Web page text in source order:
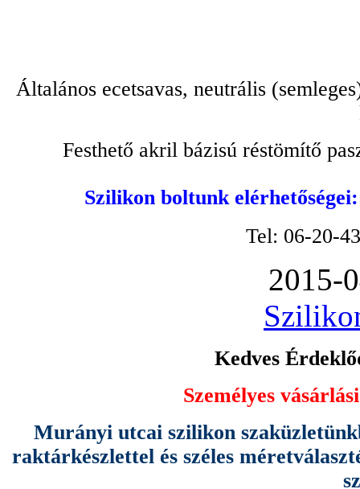
Általános ecetsavas, neutrális
Festhető akril bázisú réstömítő
Szilikon boltunk
Tel: 06-20-
2015-
Kedves
Személyes
Murányi utcai szilikon
raktárkészlettel és széles